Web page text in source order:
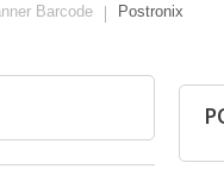
Barcode Postronix